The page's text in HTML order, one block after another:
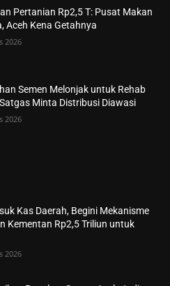
Pertanian Rp2,5 T: Pusat Makan
Aceh Kena Getahnya
2026
Semen Melonjak untuk Rehab
Minta Distribusi Diawasi
2026
Kas Daerah, Begini Mekanisme
Kementan Rp2,5 Triliun untuk
2026